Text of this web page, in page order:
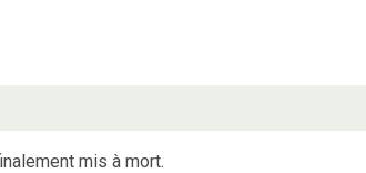
mis à mort.